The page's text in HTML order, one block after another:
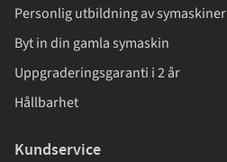
Personlig utbildning av symaskiner
Byt in din gamla symaskin
Uppgraderingsgaranti i 2 år
Hållbarhet
Kundservice